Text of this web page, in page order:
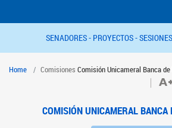
SENADORES - PROYECTOS -
Home Comisiones Comisión Unicameral Banca
COMISIÓN UNICAMERAL BANCA